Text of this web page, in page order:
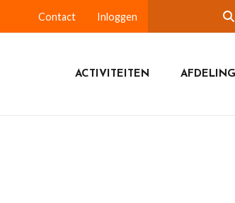
Contact Inloggen
ACTIVITEITEN